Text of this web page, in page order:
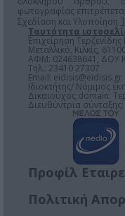
φωτογραφίας
Σχεδίαση και Υλοποίηση
Ταυτότητα
Επιχείρηση
Μεταλλικό, Κιλκίς,
ΑΦΜ: 024638641, ΔΟΥ
Τηλ.: 23410 27307
Email: eidisis@eidisis.gr
Ιδιοκτήτης/ Νόμιμος
Δικαιούχος domain:
Διευθύντρια
Προφίλ
Πολιτική